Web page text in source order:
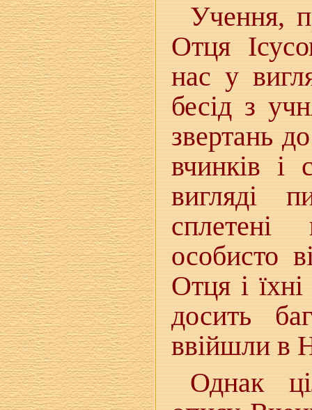
Учення,
Отця
нас у
бесід з
звертань
вчинків і
вигляді
сплетені
особисто
Отця і
досить
ввійшли в
Однак